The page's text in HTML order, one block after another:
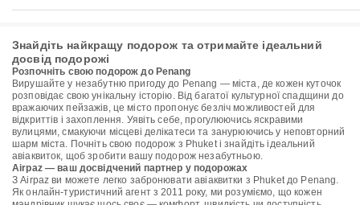
Знайдіть найкращу подорож та отримайте ідеальний
досвід подорожі
Розпочніть свою подорож до Penang
Вирушайте у незабутню пригоду до Penang — міста, де кожен куточок
розповідає свою унікальну історію. Від багатої культурної спадщини до
вражаючих пейзажів, це місто пропонує безліч можливостей для
відкриттів і захоплення. Уявіть себе, прогулюючись яскравими
вулицями, смакуючи місцеві делікатеси та занурюючись у неповторний
шарм міста. Почніть свою подорож з Phuket і знайдіть ідеальний
авіаквиток, щоб зробити вашу подорож незабутньою.
Airpaz — ваш досвідчений партнер у подорожах
З Airpaz ви можете легко забронювати авіаквитки з Phuket до Penang.
Як онлайн-туристичний агент з 2011 року, ми розуміємо, що кожен